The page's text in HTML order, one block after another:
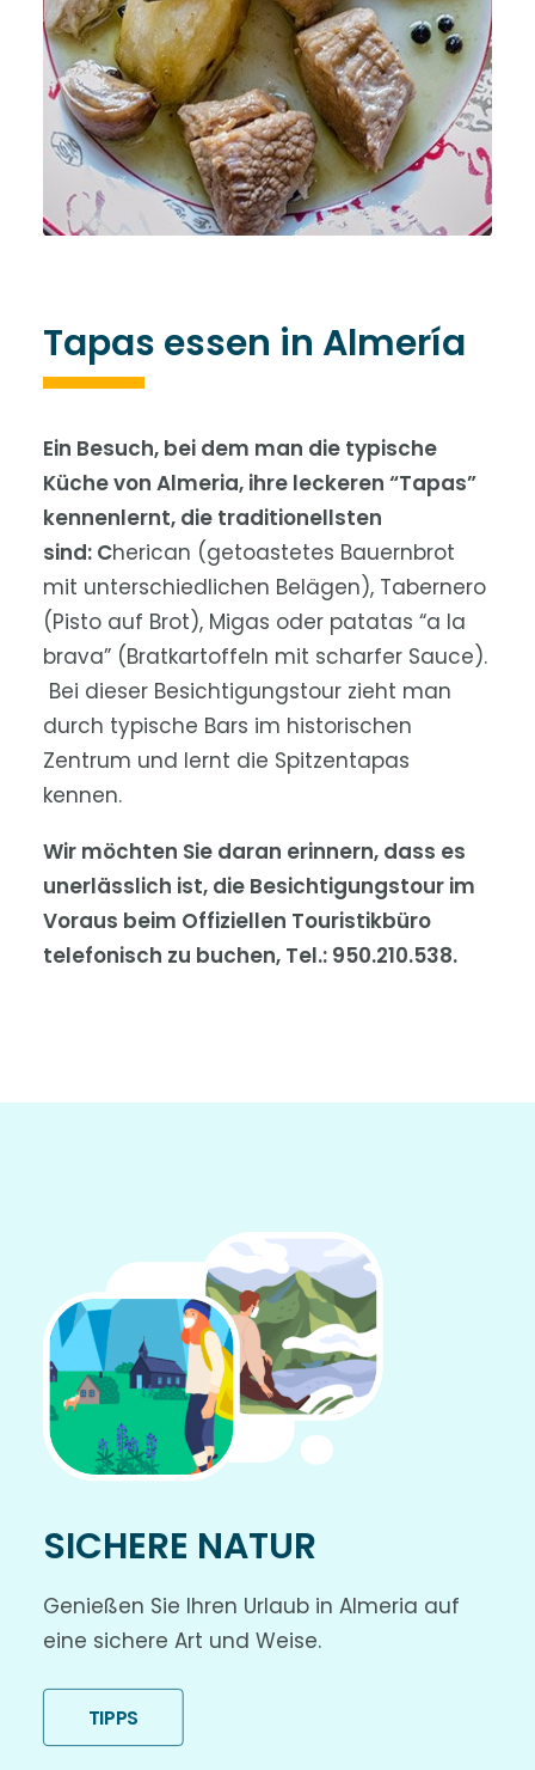
Tapas essen in Almería
Ein Besuch, bei dem man die typische
Küche von Almeria, ihre leckeren “Tapas”
kennenlernt, die traditionellsten
sind: Cherican (getoastetes Bauernbrot
mit unterschiedlichen Belägen), Tabernero
(Pisto auf Brot), Migas oder patatas “a la
brava” (Bratkartoffeln mit scharfer Sauce).
Bei dieser Besichtigungstour zieht man
durch typische Bars im historischen
Zentrum und lernt die Spitzentapas
kennen.
Wir möchten Sie daran erinnern, dass es
unerlässlich ist, die Besichtigungstour im
Voraus beim Offiziellen Touristikbüro
telefonisch zu buchen, Tel.: 950.210.538.
SICHERE NATUR
Genießen Sie Ihren Urlaub in Almeria auf
eine sichere Art und Weise.
TIPPS